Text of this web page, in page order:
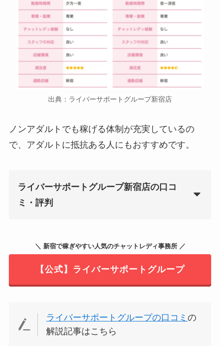
出典：ライバーサポートグループ新宿店
ノンアダルトでも稼げる体制が充実しているの
で、アダルトに抵抗ある人にもおすすめです。
ライバーサポートグループ新宿店の口コ
ミ・評判
＼ 新宿で稼ぎやすい人気のチャットレディ事務所 ／
【公式】ライバーサポートグループ
ライバーサポートグループの口コミの
解説記事はこちら